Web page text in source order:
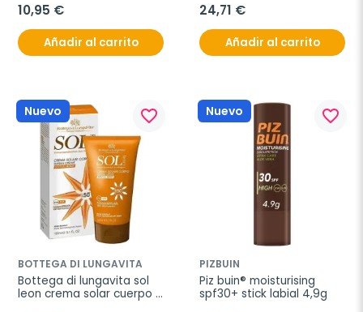
10,95 €
Añadir al carrito
24,71 €
Añadir al carrito
Nuevo favorite_border
BOTTEGA DI LUNGAVITA
Bottega di lungavita sol
leon crema solar cuerpo
Nuevo favorite_border
PIZBUIN
Piz buin® moisturising
spf30+ stick labial 4,9g